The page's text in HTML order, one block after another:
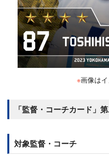
※画像は
「監督・コーチカード」
対象監督・コーチ